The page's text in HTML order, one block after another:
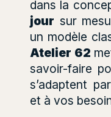
dans la
jour sur
un modèle
Atelier 62
savoir-faire
s’adaptent
et à vos